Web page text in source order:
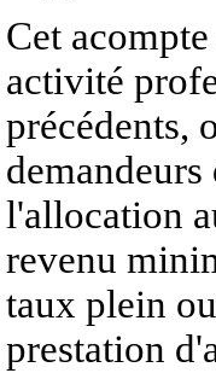
Cet
activité
précédents,
l'allocation
revenu
taux plein
prestation